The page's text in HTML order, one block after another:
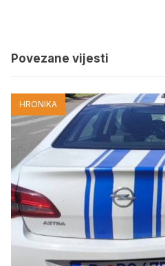
Povezane vijesti
HRONIKA